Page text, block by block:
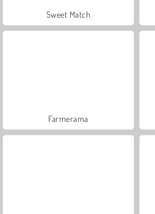
Sweet Match
Farmerama